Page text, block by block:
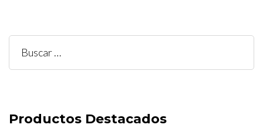
Buscar:
Productos Destacados